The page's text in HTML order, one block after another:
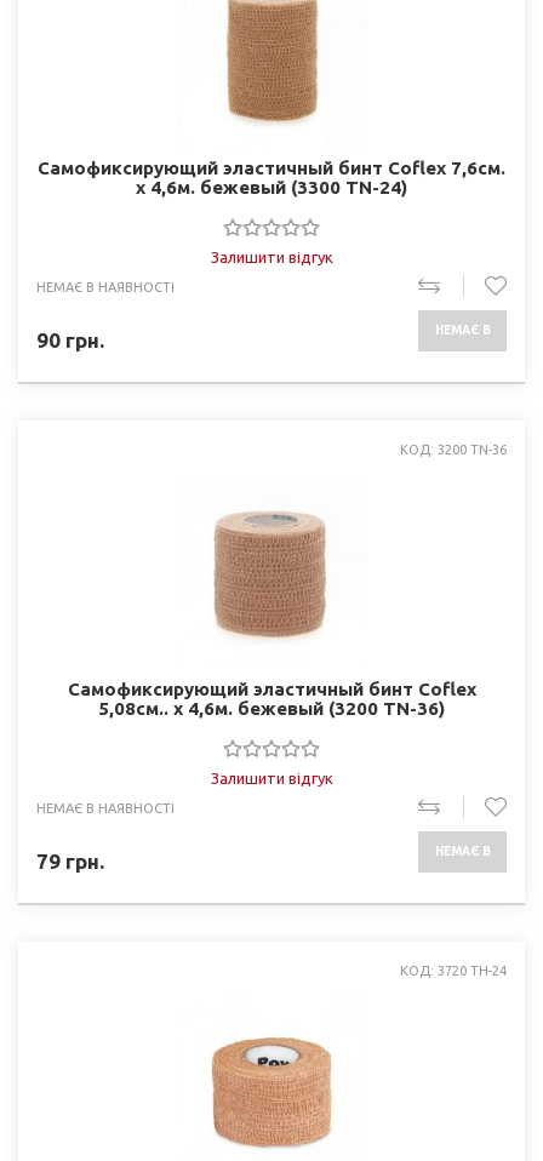
Самофиксирующий эластичный бинт Coflex 7,6см.
х 4,6м. бежевый (3300 TN-24)
Залишити відгук
НЕМАЄ В НАЯВНОСТІ
90 грн. НЕМАЄ В
КОД: 3200 TN-36
Самофиксирующий эластичный бинт Coflex
5,08см.. х 4,6м. бежевый (3200 TN-36)
Залишити відгук
НЕМАЄ В НАЯВНОСТІ
79 грн. НЕМАЄ В
КОД: 3720 TH-24